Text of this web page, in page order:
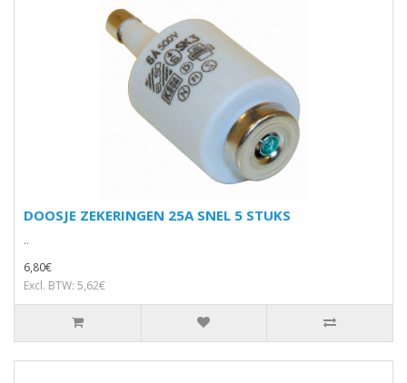
DOOSJE ZEKERINGEN 25A SNEL 5 STUKS
..
6,80€
Excl. BTW: 5,62€